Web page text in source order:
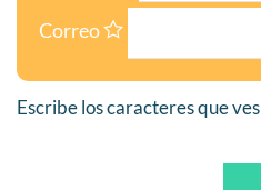
Correo
Escribe los caracteres que ves